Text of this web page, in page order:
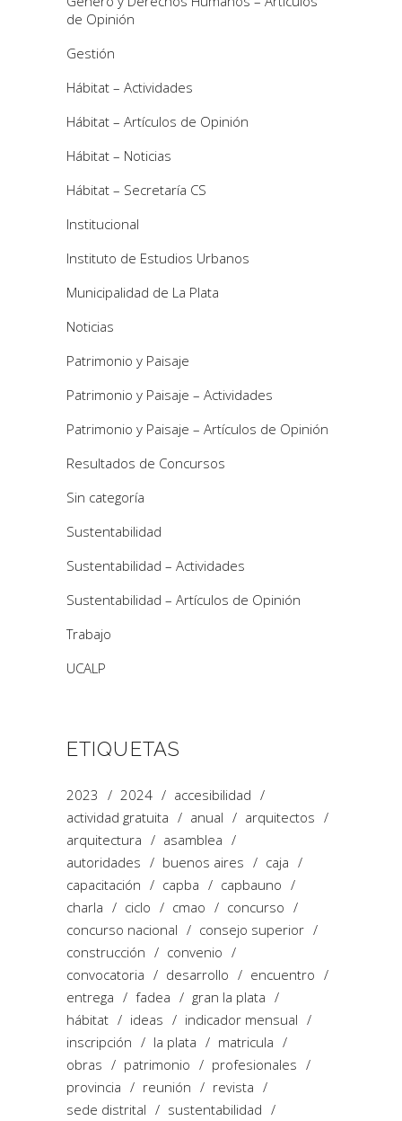
de Opinión
Gestión
Hábitat – Actividades
Hábitat – Artículos de Opinión
Hábitat – Noticias
Hábitat – Secretaría CS
Institucional
Instituto de Estudios Urbanos
Municipalidad de La Plata
Noticias
Patrimonio y Paisaje
Patrimonio y Paisaje – Actividades
Patrimonio y Paisaje – Artículos de Opinión
Resultados de Concursos
Sin categoría
Sustentabilidad
Sustentabilidad – Actividades
Sustentabilidad – Artículos de Opinión
Trabajo
UCALP
ETIQUETAS
2023 2024
accesibilidad
actividad gratuita
anual
arquitectos
arquitectura
asamblea
autoridades
buenos aires
caja
capacitación
capba
capbauno
charla
ciclo cmao
concurso
concurso nacional
consejo superior
construcción
convenio
convocatoria
desarrollo
encuentro
entrega
fadea
gran la plata
hábitat
ideas
indicador mensual
inscripción
la plata
matricula
obras
patrimonio
profesionales
provincia
reunión
revista
sede distrital
sustentabilidad